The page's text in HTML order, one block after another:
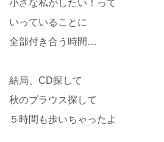
小さな私がしたい！って
いっていることに
全部付き合う時間…
結局、CD探して
秋のブラウス探して
５時間も歩いちゃったよ